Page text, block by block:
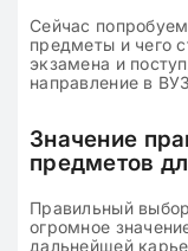
Сейчас
предметы и чего
экзамена и
направление в
Значение
предметов
Правильный
огромное
дальнейшей